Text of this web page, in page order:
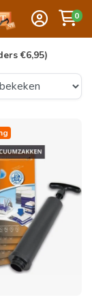
0
€6,95)